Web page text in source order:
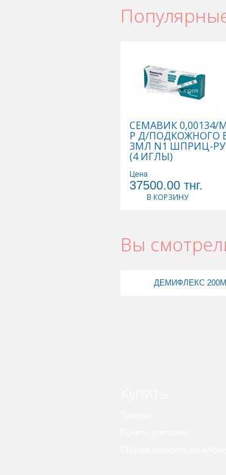
СЕМАВИК 0,00134/
Р Д/ПОДКОЖНОГО
3МЛ N1 ШПРИЦ-
(4 ИГЛЫ)
Цена
37500.00 тнг.
В КОРЗИНУ
Вы
ДЕМИФЛЕКС